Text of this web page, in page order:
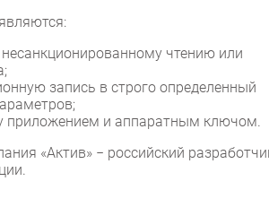
чтению или
запись в строго определенный
и аппаратным ключом.
«Актив» − российский